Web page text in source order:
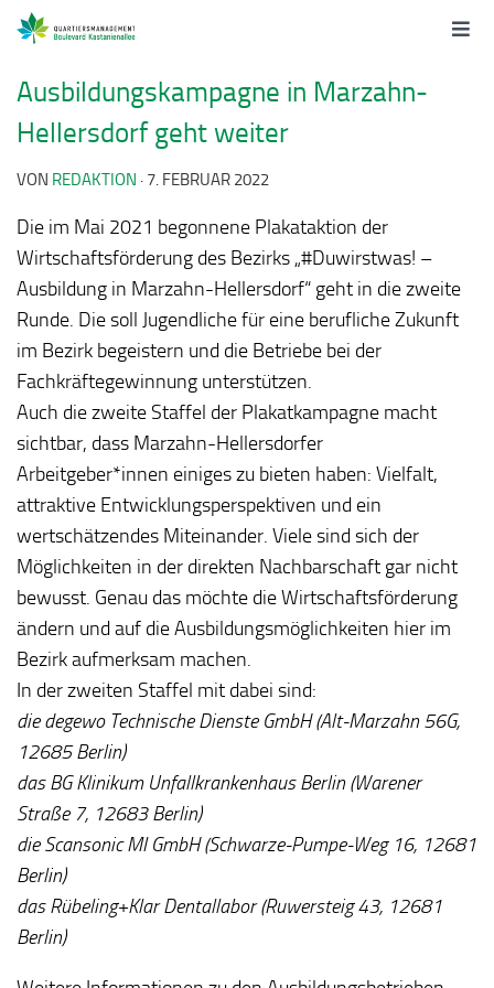
Ausbildungskampagne in Marzahn-
Hellersdorf geht weiter
VON REDAKTION · 7. FEBRUAR 2022
Die im Mai 2021 begonnene Plakataktion der
Wirtschaftsförderung des Bezirks „#Duwirstwas! –
Ausbildung in Marzahn-Hellersdorf“ geht in die zweite
Runde. Die soll Jugendliche für eine berufliche Zukunft
im Bezirk begeistern und die Betriebe bei der
Fachkräftegewinnung unterstützen.
Auch die zweite Staffel der Plakatkampagne macht
sichtbar, dass Marzahn-Hellersdorfer
Arbeitgeber*innen einiges zu bieten haben: Vielfalt,
attraktive Entwicklungsperspektiven und ein
wertschätzendes Miteinander. Viele sind sich der
Möglichkeiten in der direkten Nachbarschaft gar nicht
bewusst. Genau das möchte die Wirtschaftsförderung
ändern und auf die Ausbildungsmöglichkeiten hier im
Bezirk aufmerksam machen.
In der zweiten Staffel mit dabei sind:
die degewo Technische Dienste GmbH (Alt-Marzahn 56G,
12685 Berlin)
das BG Klinikum Unfallkrankenhaus Berlin (Warener
Straße 7, 12683 Berlin)
die Scansonic MI GmbH (Schwarze-Pumpe-Weg 16, 12681
Berlin)
das Rübeling+Klar Dentallabor (Ruwersteig 43, 12681
Berlin)